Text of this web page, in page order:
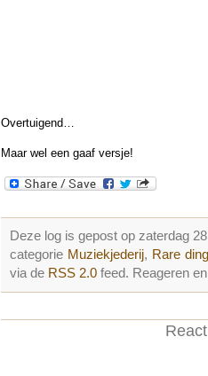
Overtuigend…
Maar wel een gaaf versje!
Deze log is gepost op zaterdag
categorie Muziekjederij, Rare
via de RSS 2.0 feed. Reageren